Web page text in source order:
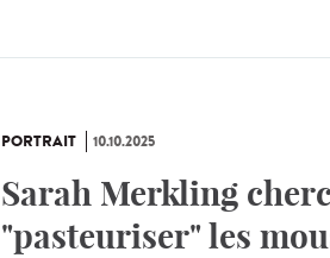
PORTRAIT 10.10.2025
Sarah Merkling
"pasteuriser" les